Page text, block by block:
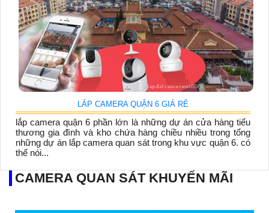
LẮP CAMERA QUẬN 6 GIÁ RẺ
lắp camera quận 6 phần lớn là những dự án cửa hàng tiểu
thương gia đình và kho chứa hàng chiều nhiều trong tổng
những dự án lắp camera quan sát trong khu vực quận 6. có
thể nói...
CAMERA QUAN SÁT KHUYẾN MÃI